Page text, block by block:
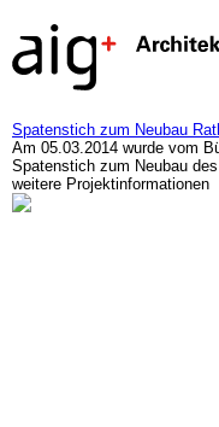
Spatenstich zum Neubau
Am 05.03.2014 wurde vom
Spatenstich zum Neubau
weitere Projektinformationen